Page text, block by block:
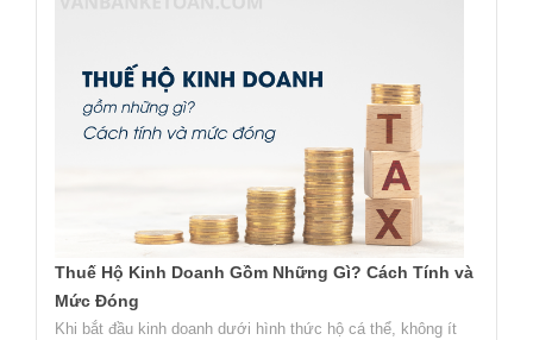
Thuế Hộ Kinh Doanh Gồm Những Gì? Cách Tính và
Mức Đóng
Khi bắt đầu kinh doanh dưới hình thức hộ cá thể, không ít